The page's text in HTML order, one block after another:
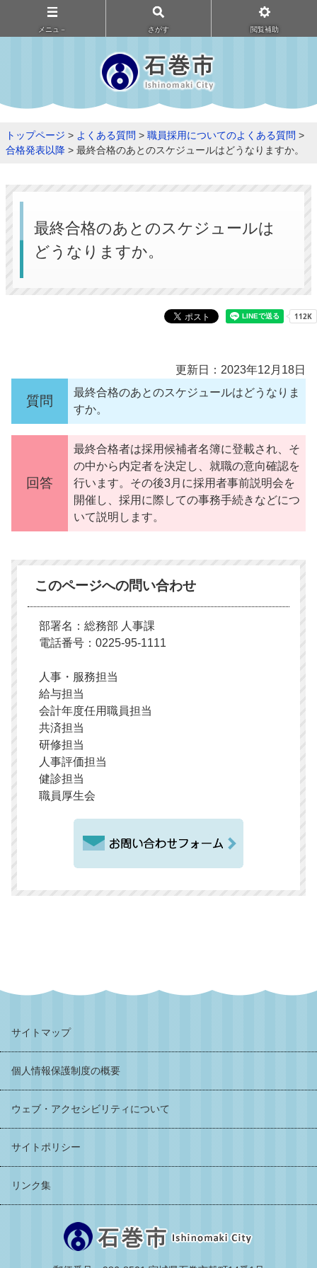
メニュ－ さがす 閲覧補助
トップページ > よくある質問 > 職員採用についてのよくある質問 >
合格発表以降 > 最終合格のあとのスケジュールはどうなりますか。
最終合格のあとのスケジュールは
どうなりますか。
更新日：2023年12月18日
質問
最終合格のあとのスケジュールはどうなりま
すか。
回答
最終合格者は採用候補者名簿に登載され、そ
の中から内定者を決定し、就職の意向確認を
行います。その後3月に採用者事前説明会を
開催し、採用に際しての事務手続きなどにつ
いて説明します。
このページへの問い合わせ
部署名：総務部 人事課
電話番号：0225-95-1111
人事・服務担当
給与担当
会計年度任用職員担当
共済担当
研修担当
人事評価担当
健診担当
職員厚生会
サイトマップ
個人情報保護制度の概要
ウェブ・アクセシビリティについて
サイトポリシー
リンク集